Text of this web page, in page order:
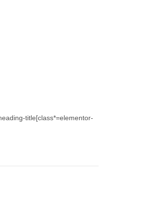
title[class*=elementor-